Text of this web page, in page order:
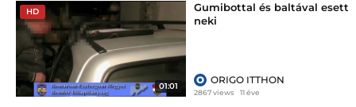
HD
01:01
Gumibottal és baltával esett
neki
ORIGO ITTHON
2867 views 11 éve